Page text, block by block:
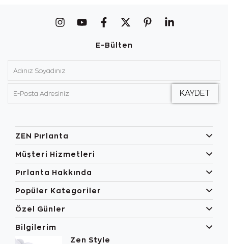
E-Bülten
ZEN Pırlanta
Müşteri Hizmetleri
Pırlanta Hakkında
Popüler Kategoriler
Özel Günler
Bilgilerim
Zen Style